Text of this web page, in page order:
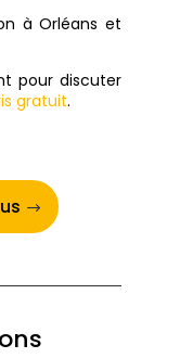
à Orléans et
pour discuter
gratuit.